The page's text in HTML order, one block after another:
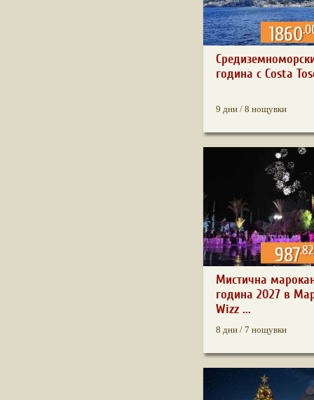
1860
година с Costa
9 дни / 8 нощувки
987.82
Мистична
година 2027 в
Wizz ...
8 дни / 7 нощувки